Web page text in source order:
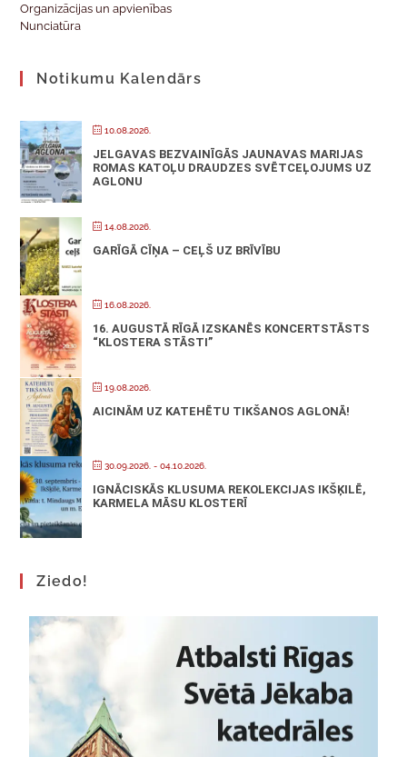
Organizācijas un apvienības
Nunciatūra
Notikumu Kalendārs
10.08.2026.
JELGAVAS BEZVAINĪGĀS JAUNAVAS MARIJAS
ROMAS KATOĻU DRAUDZES SVĒTCEĻOJUMS UZ
AGLONU
14.08.2026.
GARĪGĀ CĪŅA – CEĻŠ UZ BRĪVĪBU
16.08.2026.
16. AUGUSTĀ RĪGĀ IZSKANĒS KONCERTSTĀSTS
“KLOSTERA STĀSTI”
19.08.2026.
AICINĀM UZ KATEHĒTU TIKŠANOS AGLONĀ!
30.09.2026. - 04.10.2026.
IGNĀCISKĀS KLUSUMA REKOLEKCIJAS IKŠĶILĒ,
KARMELA MĀSU KLOSTERĪ
Ziedo!